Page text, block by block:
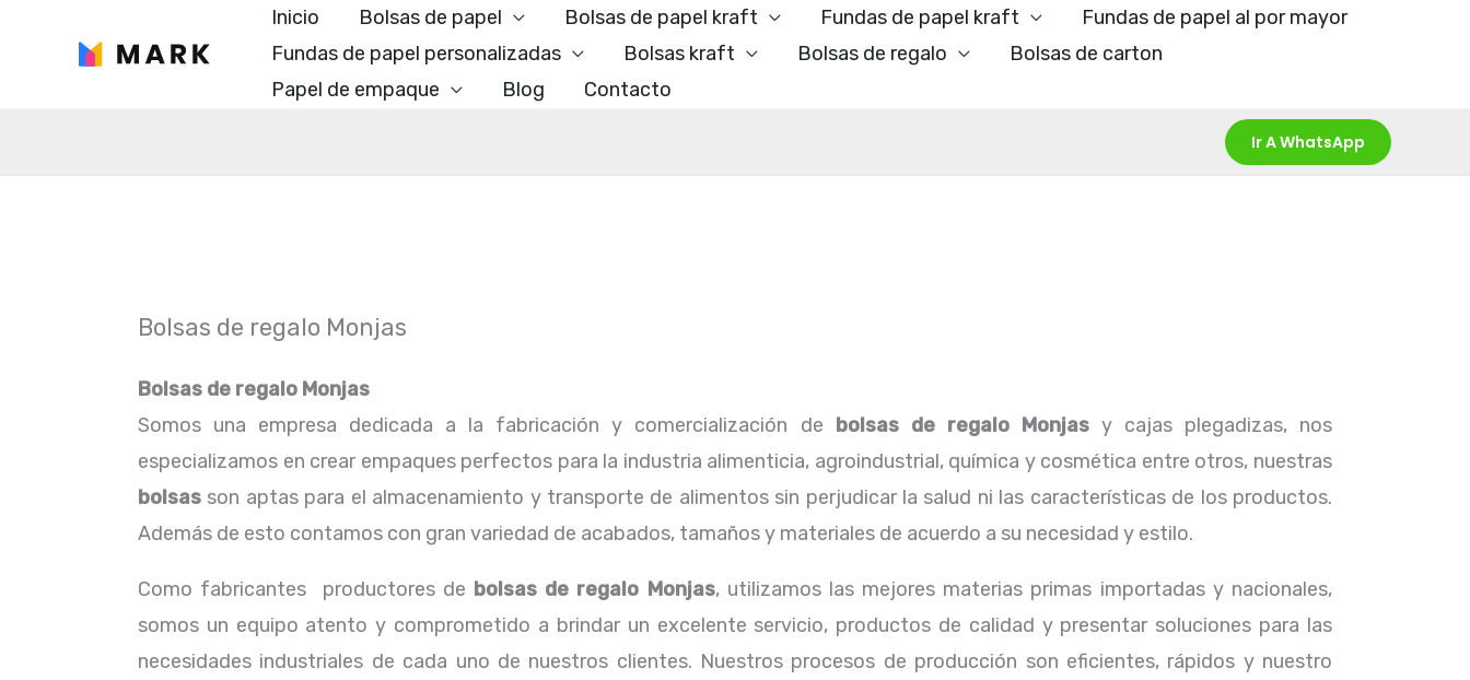
Inicio Bolsas de papel Bolsas de papel kraft Fundas de papel kraft
Fundas de papel al por mayor
Fundas de papel personalizadas
Bolsas kraft Bolsas de regalo
Bolsas de carton
Papel de empaque
Blog Contacto
Ir A WhatsApp
Bolsas de regalo Monjas
Bolsas de regalo Monjas
Somos una empresa dedicada a la fabricación y comercialización de bolsas de regalo Monjasy cajas plegadizas, nos
especializamos en crear empaques perfectos para la industria alimenticia, agroindustrial, química y cosmética entre otros, nuestras
bolsas son aptas para el almacenamiento y transporte de alimentos sin perjudicar la salud ni las características de los productos.
Además de esto contamos con gran variedad de acabados, tamaños y materiales de acuerdo a su necesidad y estilo.
Como fabricantes productores de bolsas de regalo Monjas, utilizamos las mejores materias primas importadas y nacionales,
somos un equipo atento y comprometido a brindar un excelente servicio, productos de calidad y presentar soluciones para las
necesidades industriales de cada uno de nuestros clientes. Nuestros procesos de producción son eficientes, rápidos y nuestro